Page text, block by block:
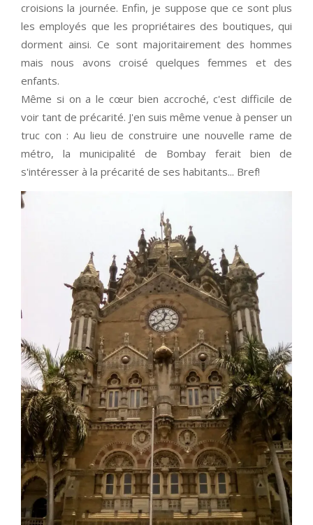
croisions la journée. Enfin, je suppose que ce sont plus
les employés que les propriétaires des boutiques, qui
dorment ainsi. Ce sont majoritairement des hommes
mais nous avons croisé quelques femmes et des
enfants.
Même si on a le cœur bien accroché, c'est difficile de
voir tant de précarité. J'en suis même venue à penser un
truc con : Au lieu de construire une nouvelle rame de
métro, la municipalité de Bombay ferait bien de
s'intéresser à la précarité de ses habitants... Bref!